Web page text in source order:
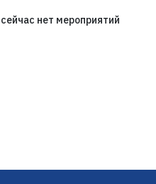
нет мероприятий